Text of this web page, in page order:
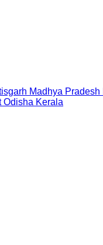
Madhya Pradesh
Odisha Kerala